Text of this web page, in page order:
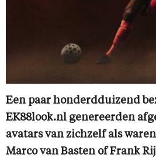
Een paar honderdduizend
EK88look.nl genereerden
avatars van zichzelf als
Marco van Basten of Frank